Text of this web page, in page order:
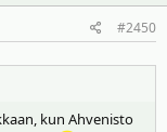
#2450
kun Ahvenisto